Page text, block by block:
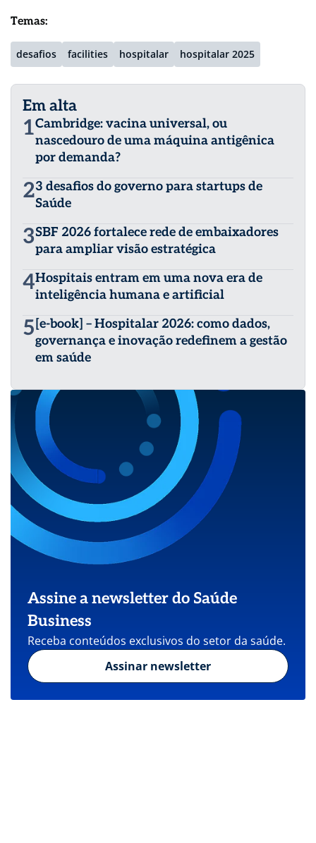
Temas:
desafios facilities hospitalar hospitalar 2025
Em alta
1Cambridge: vacina universal, ou
nascedouro de uma máquina antigênica
por demanda?
23 desafios do governo para startups de
Saúde
3SBF 2026 fortalece rede de embaixadores
para ampliar visão estratégica
4Hospitais entram em uma nova era de
inteligência humana e artificial
5 [e-book] – Hospitalar 2026: como dados,
governança e inovação redefinem a gestão
em saúde
Assine a newsletter do Saúde
Business
Receba conteúdos exclusivos do setor da saúde.
Assinar newsletter